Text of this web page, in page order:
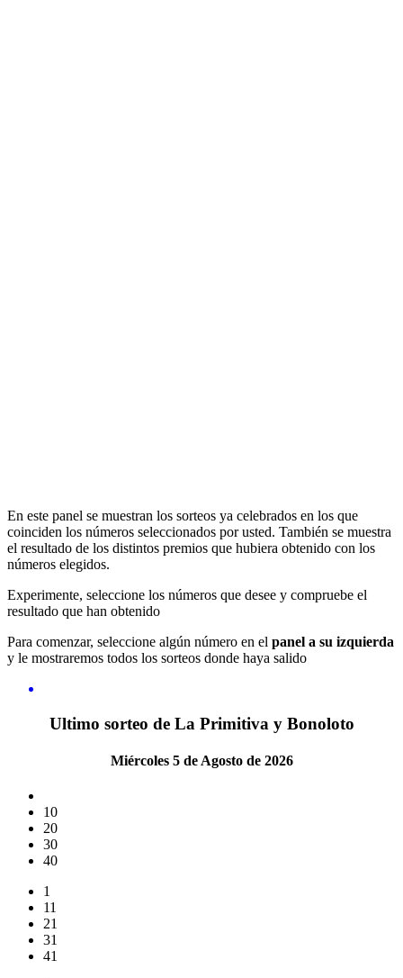
En este panel se muestran los sorteos ya celebrados en los que
coinciden los números seleccionados por usted. También se muestra
el resultado de los distintos premios que hubiera obtenido con los
números elegidos.
Experimente, seleccione los números que desee y compruebe el
resultado que han obtenido
Para comenzar, seleccione algún número en el panel a su izquierda
y le mostraremos todos los sorteos donde haya salido
Ultimo sorteo de La Primitiva y Bonoloto
Miércoles 5 de Agosto de 2026
10
20
30
40
1
11
21
31
41